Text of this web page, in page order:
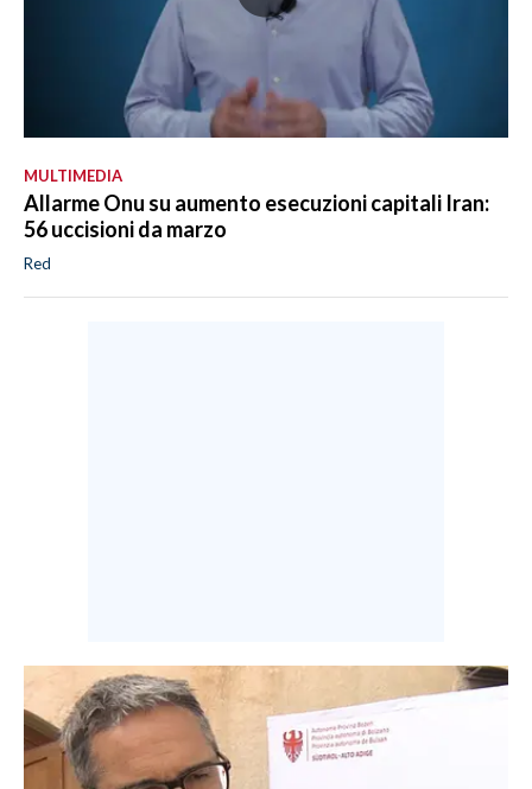
MULTIMEDIA
Allarme Onu su aumento esecuzioni capitali Iran:
56 uccisioni da marzo
Red